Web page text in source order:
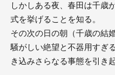
しかしある夜、春田は千歳
式を挙げることを知る。
その次の日の朝（千歳の結
騒がしい絶望と不器用すぎ
き込みさらなる事態を引き